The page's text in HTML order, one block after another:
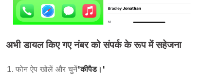
अभी डायल किए गए नंबर को संपर्क के रूप में सहेजना
फोन ऐप खोलें और चुनें'कीपैड।'